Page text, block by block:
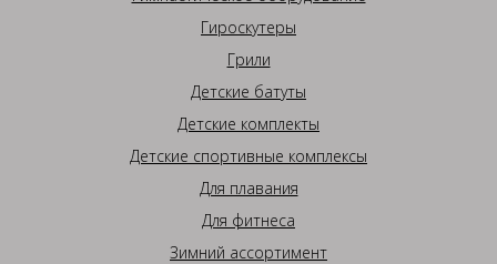
Гироскутеры
Грили
Детские батуты
Детские комплекты
Детские спортивные комплексы
Для плавания
Для фитнеса
Зимний ассортимент